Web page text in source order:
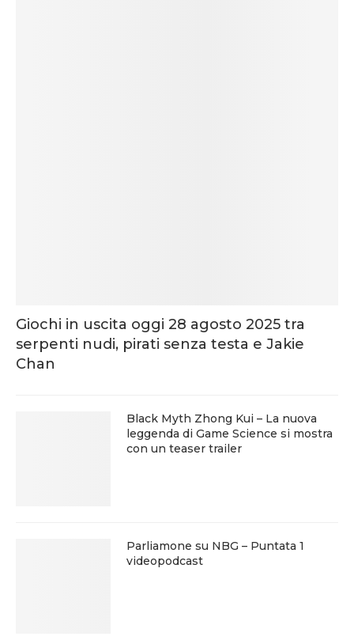
Giochi in uscita oggi 28 agosto 2025 tra
serpenti nudi, pirati senza testa e Jakie
Chan
Black Myth Zhong Kui – La nuova
leggenda di Game Science si mostra
con un teaser trailer
Parliamone su NBG – Puntata 1
videopodcast